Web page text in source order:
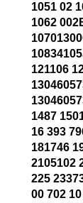
1051 02
1062
121106
1487
16 393
181746
2105102
225
00 702